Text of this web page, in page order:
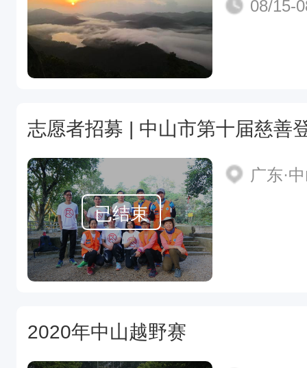
08/15-
志愿者招募 | 中山市第十届慈善
已结束
广东·
2020年中山越野赛